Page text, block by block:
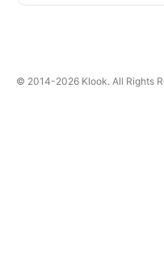
© 2014-2026 Klook. All Rights